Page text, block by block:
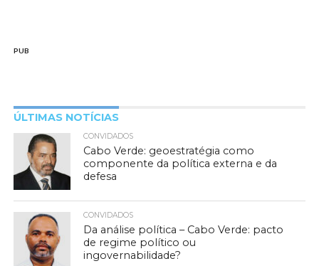
PUB
ÚLTIMAS NOTÍCIAS
CONVIDADOS
Cabo Verde: geoestratégia como
componente da política externa e da
defesa
CONVIDADOS
Da análise política – Cabo Verde: pacto
de regime político ou
ingovernabilidade?